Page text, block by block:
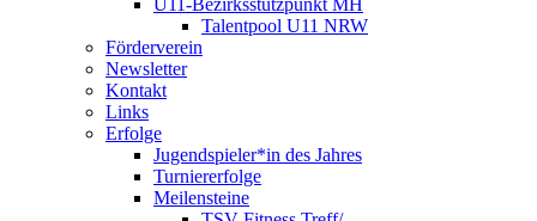
U11-Bezirksstützpunkt MH
Talentpool U11 NRW
Förderverein
Newsletter
Kontakt
Links
Erfolge
Jugendspieler*in des Jahres
Turniererfolge
Meilensteine